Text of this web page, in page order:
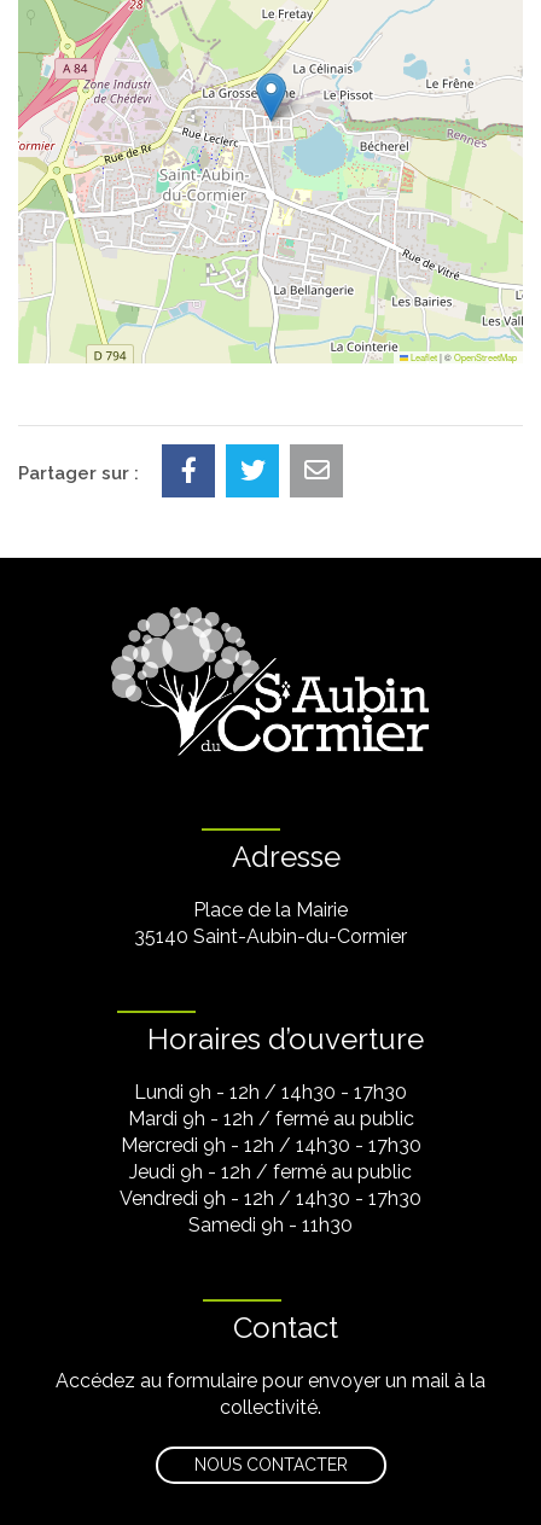
Leaflet|©OpenStreetMap
Partager sur :
Adresse
Place de la Mairie
35140 Saint-Aubin-du-Cormier
Horaires d’ouverture
Lundi 9h - 12h / 14h30 - 17h30
Mardi 9h - 12h / fermé au public
Mercredi 9h - 12h / 14h30 - 17h30
Jeudi 9h - 12h / fermé au public
Vendredi 9h - 12h / 14h30 - 17h30
Samedi 9h - 11h30
Contact
Accédez au formulaire pour envoyer un mail à la
collectivité.
NOUS CONTACTER